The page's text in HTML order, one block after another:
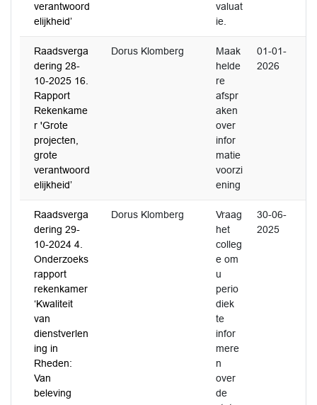
verantwoord
elijkheid’
valuat
ie.
Raadsverga
dering 28-
10-2025 16.
Rapport
Rekenkame
r 'Grote
projecten,
grote
verantwoord
elijkheid’
Dorus Klomberg
Maak
helde
re
afspr
aken
over
infor
matie
voorzi
ening
01-01-
2026
Raadsverga
dering 29-
10-2024 4.
Onderzoeks
rapport
rekenkamer
‘Kwaliteit
van
dienstverlen
ing in
Rheden:
Van
beleving
Dorus Klomberg
Vraag
het
colleg
e om
u
perio
diek
te
infor
mere
n
over
de
30-06-
2025